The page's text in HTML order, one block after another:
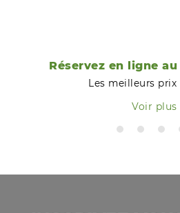
Réservez en ligne
Les meilleurs
Voir plus